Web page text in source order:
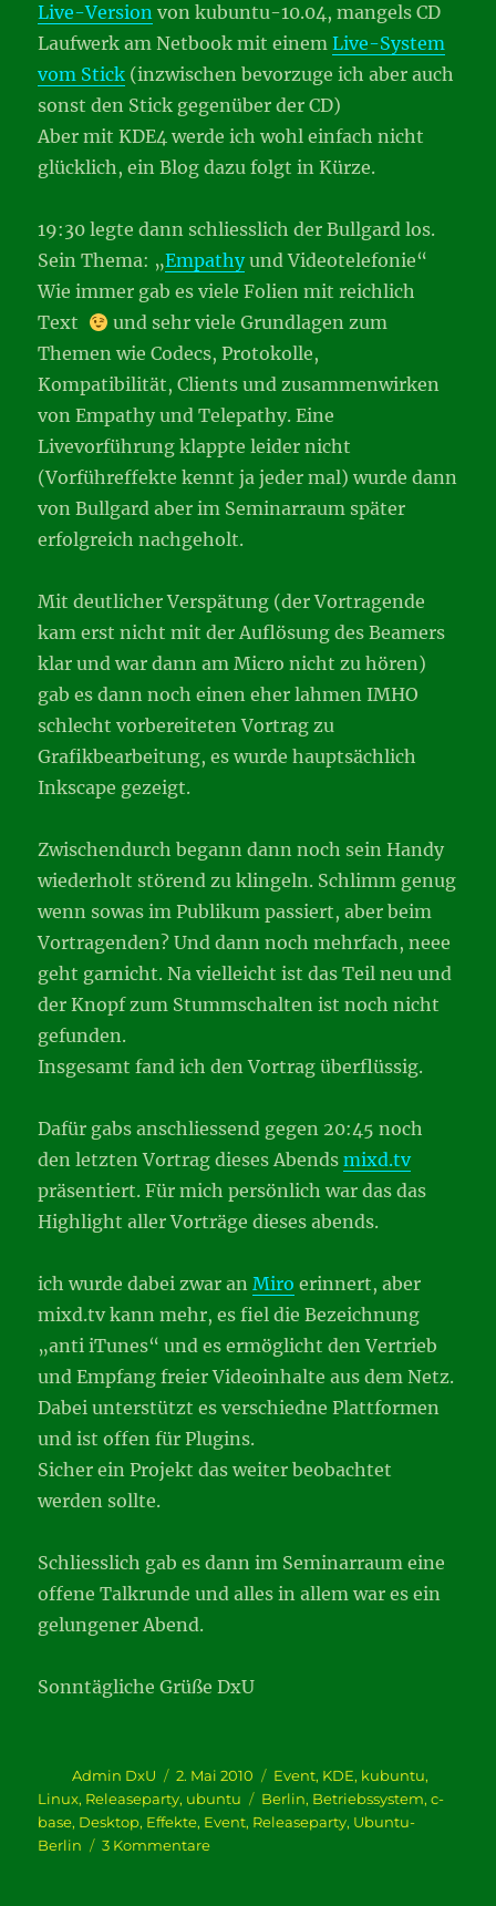
Live-Version von kubuntu-10.04, mangels CD
Laufwerk am Netbook mit einemLive-System
vom Stick (inzwischen bevorzuge ich aber auch
sonst den Stick gegenüber der CD)
Aber mit KDE4 werde ich wohl einfach nicht
glücklich, ein Blog dazu folgt in Kürze.
19:30 legte dann schliesslich der Bullgard los.
Sein Thema: „Empathyund Videotelefonie“
Wie immer gab es viele Folien mit reichlich
Text
und sehr viele Grundlagen zum
Themen wie Codecs, Protokolle,
Kompatibilität, Clients und zusammenwirken
von Empathy und Telepathy. Eine
Livevorführung klappte leider nicht
(Vorführeffekte kennt ja jeder mal) wurde dann
von Bullgard aber im Seminarraum später
erfolgreich nachgeholt.
Mit deutlicher Verspätung (der Vortragende
kam erst nicht mit der Auflösung des Beamers
klar und war dann am Micro nicht zu hören)
gab es dann noch einen eher lahmen IMHO
schlecht vorbereiteten Vortrag zu
Grafikbearbeitung, es wurde hauptsächlich
Inkscape gezeigt.
Zwischendurch begann dann noch sein Handy
wiederholt störend zu klingeln. Schlimm genug
wenn sowas im Publikum passiert, aber beim
Vortragenden? Und dann noch mehrfach, neee
geht garnicht. Na vielleicht ist das Teil neu und
der Knopf zum Stummschalten ist noch nicht
gefunden.
Insgesamt fand ich den Vortrag überflüssig.
Dafür gabs anschliessend gegen 20:45 noch
den letzten Vortrag dieses Abendsmixd.tv
präsentiert. Für mich persönlich war das das
Highlight aller Vorträge dieses abends.
ich wurde dabei zwar anMiro erinnert, aber
mixd.tv kann mehr, es fiel die Bezeichnung
„anti iTunes“ und es ermöglicht den Vertrieb
und Empfang freier Videoinhalte aus dem Netz.
Dabei unterstützt es verschiedne Plattformen
und ist offen für Plugins.
Sicher ein Projekt das weiter beobachtet
werden sollte.
Schliesslich gab es dann im Seminarraum eine
offene Talkrunde und alles in allem war es ein
gelungener Abend.
Sonntägliche Grüße DxU
Autor
Admin DxU
Veröffentlicht
am
2. Mai 2010 Kategorien
Event, KDE, kubuntu,
Linux, Releaseparty, ubuntu Schlagwörter
Berlin, Betriebssystem,c-
base, Desktop, Effekte, Event, Releaseparty, Ubuntu-
Berlin
3 Kommentarezu